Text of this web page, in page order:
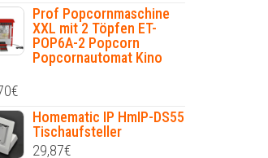
Prof Popcornmaschine
XXL mit 2 Töpfen ET-
POP6A-2 Popcorn
Popcornautomat Kino
€
Homematic IP HmIP-DS55
Tischaufsteller
29,87€